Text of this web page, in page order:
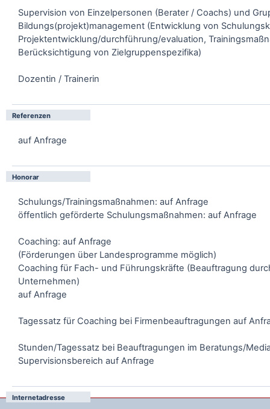
Supervision von Einzelpersonen (Berater / Coachs) und
Bildungs(projekt)management (Entwicklung von
Projektentwicklung/durchführung/evaluation,
Berücksichtigung von Zielgruppenspezifika)
Dozentin / Trainerin
Referenzen
auf Anfrage
Honorar
Schulungs/Trainingsmaßnahmen: auf Anfrage
öffentlich geförderte Schulungsmaßnahmen: auf Anfrage
Coaching: auf Anfrage
(Förderungen über Landesprogramme möglich)
Coaching für Fach- und Führungskräfte (Beauftragung
Unternehmen)
auf Anfrage
Tagessatz für Coaching bei Firmenbeauftragungen auf
Stunden/Tagessatz bei Beauftragungen im Beratungs/
Supervisionsbereich auf Anfrage
Internetadresse